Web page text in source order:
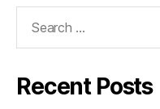
Recent Posts